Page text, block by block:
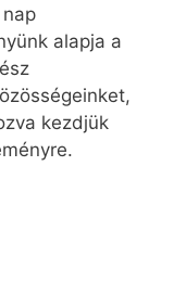
alapja a
kezdjük